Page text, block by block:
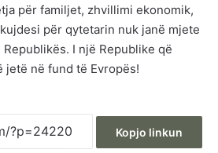
për familjet, zhvillimi ekonomik,
për qytetarin nuk janë mjete
I një Republike që
jetë në fund të Evropës!
Kopjo linkun